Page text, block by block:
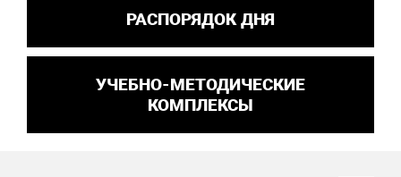
РАСПОРЯДОК ДНЯ
УЧЕБНО-МЕТОДИЧЕСКИЕ
КОМПЛЕКСЫ